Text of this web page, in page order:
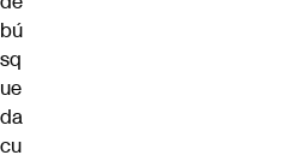
bú
sq
ue
da
cu